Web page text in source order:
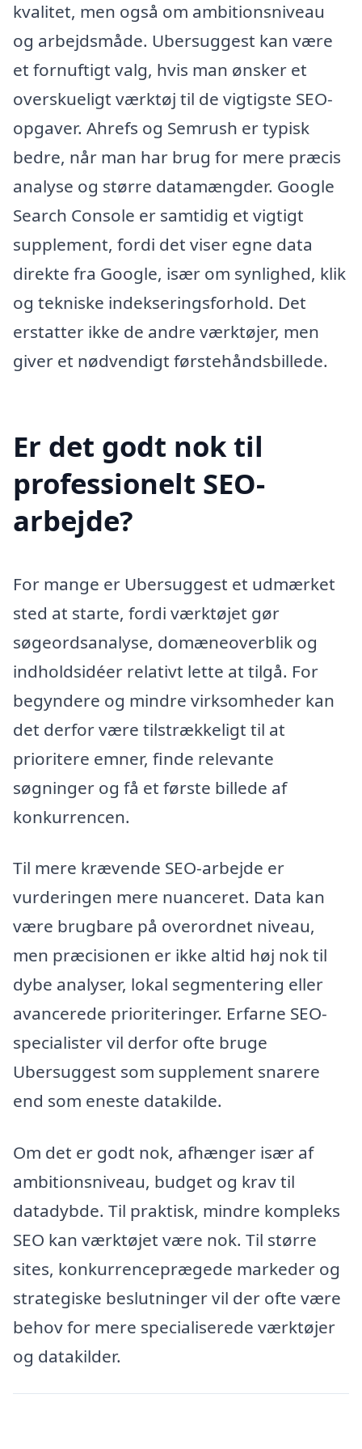
kvalitet, men også om ambitionsniveau
og arbejdsmåde. Ubersuggest kan være
et fornuftigt valg, hvis man ønsker et
overskueligt værktøj til de vigtigste SEO-
opgaver. Ahrefs og Semrush er typisk
bedre, når man har brug for mere præcis
analyse og større datamængder. Google
Search Console er samtidig et vigtigt
supplement, fordi det viser egne data
direkte fra Google, især om synlighed, klik
og tekniske indekseringsforhold. Det
erstatter ikke de andre værktøjer, men
giver et nødvendigt førstehåndsbillede.
Er det godt nok til
professionelt SEO-
arbejde?
For mange er Ubersuggest et udmærket
sted at starte, fordi værktøjet gør
søgeordsanalyse, domæneoverblik og
indholdsidéer relativt lette at tilgå. For
begyndere og mindre virksomheder kan
det derfor være tilstrækkeligt til at
prioritere emner, finde relevante
søgninger og få et første billede af
konkurrencen.
Til mere krævende SEO-arbejde er
vurderingen mere nuanceret. Data kan
være brugbare på overordnet niveau,
men præcisionen er ikke altid høj nok til
dybe analyser, lokal segmentering eller
avancerede prioriteringer. Erfarne SEO-
specialister vil derfor ofte bruge
Ubersuggest som supplement snarere
end som eneste datakilde.
Om det er godt nok, afhænger især af
ambitionsniveau, budget og krav til
datadybde. Til praktisk, mindre kompleks
SEO kan værktøjet være nok. Til større
sites, konkurrenceprægede markeder og
strategiske beslutninger vil der ofte være
behov for mere specialiserede værktøjer
og datakilder.